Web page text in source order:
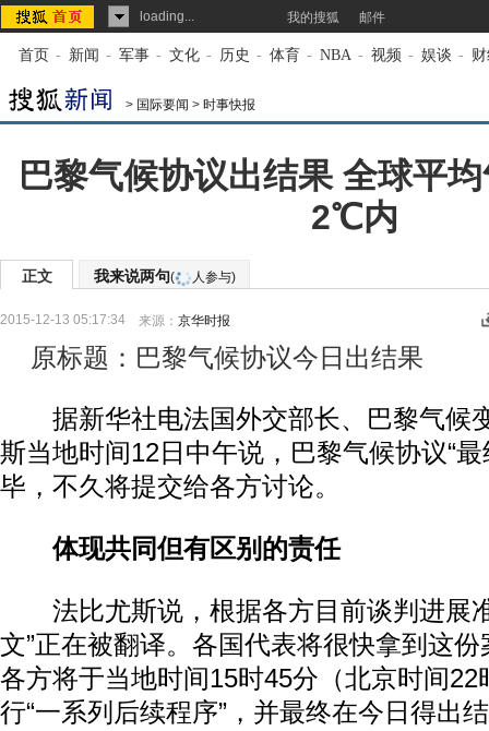
loading... 我的搜狐 邮件
首页 - 新闻 - 军事 - 文化 - 历史 - 体育 - NBA - 视频 - 娱谈 -
> 国际要闻 > 时事快报
巴黎气候协议出结果 全球平
2℃内
正文 我来说两句( 人参与)
2015-12-13 05:17:34 来源： 京华时报
原标题：巴黎气候协议今日出结果
据新华社电法国外交部长、巴黎气候
斯当地时间12日中午说，巴黎气候协议“
毕，不久将提交给各方讨论。
体现共同但有区别的责任
法比尤斯说，根据各方目前谈判进展
文”正在被翻译。各国代表将很快拿到这
各方将于当地时间15时45分（北京时间22
行“一系列后续程序”，并最终在今日得出